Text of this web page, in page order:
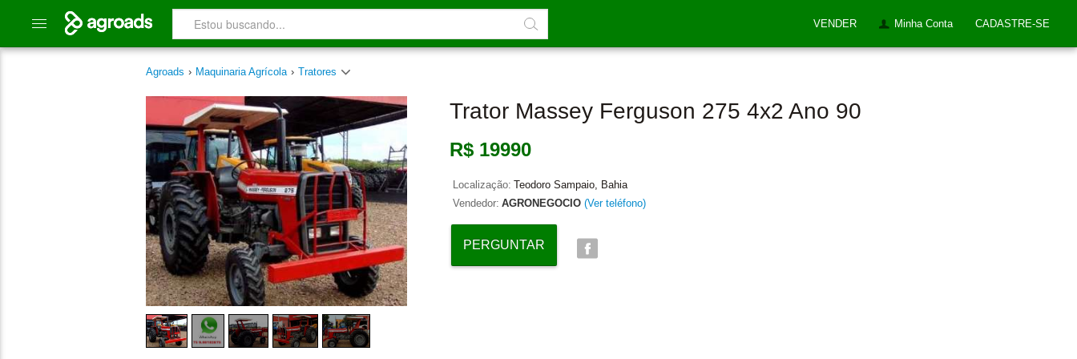
VENDER Minha Conta CADASTRE-SE
Agroads › Maquinaria Agrícola › Tratores
Trator Massey Ferguson 275 4x2 Ano 90
R$ 19990
Localização: Teodoro Sampaio, Bahia
Vendedor: AGRONEGOCIO (Ver teléfono)
PERGUNTAR